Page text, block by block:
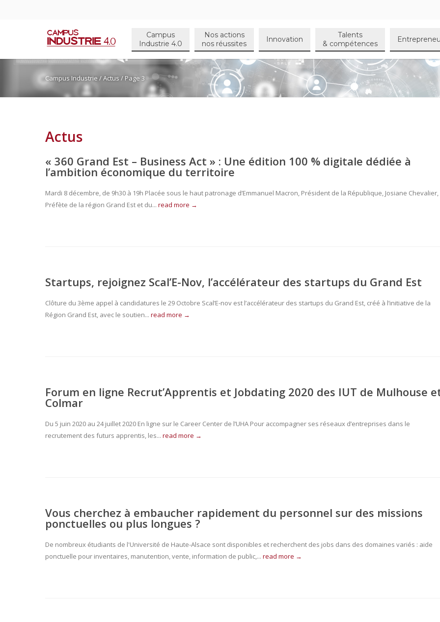
Campus
Industrie 4.0
Nos actions
nos réussites
Innovation
Talents
& compétences
Campus Industrie /Actus / Page 3
Actus
« 360 Grand Est – Business Act » : Une édition 100 % digitale dédiée à
l’ambition économique du territoire
Mardi 8 décembre, de 9h30 à 19h Placée sous le haut patronage d’Emmanuel Macron, Président de la République, Josiane Chevalier,
Préfète de la région Grand Est et du... read more →
Startups, rejoignez Scal’E-Nov, l’accélérateur des startups du Grand Est
Clôture du 3ème appel à candidatures le 29 Octobre Scal’E-nov est l’accélérateur des startups du Grand Est, créé à l’initiative de la
Région Grand Est, avec le soutien... read more →
Forum en ligne Recrut’Apprentis et Jobdating 2020 des IUT de Mulhouse
Colmar
Du 5 juin 2020 au 24 juillet 2020 En ligne sur le Career Center de l’UHA Pour accompagner ses réseaux d’entreprises dans le
recrutement des futurs apprentis, les... read more →
Vous cherchez à embaucher rapidement du personnel sur des missions
ponctuelles ou plus longues ?
De nombreux étudiants de l'Université de Haute-Alsace sont disponibles et recherchent des jobs dans des domaines variés : aide
ponctuelle pour inventaires, manutention, vente, information de public,... read more →